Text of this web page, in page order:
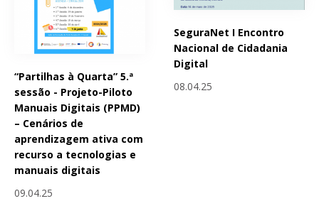
“Partilhas à Quarta” 5.ª
sessão - Projeto-Piloto
Manuais Digitais (PPMD)
– Cenários de
aprendizagem ativa com
recurso a tecnologias e
manuais digitais
09.04.25
SeguraNet I Encontro
Nacional de Cidadania
Digital
08.04.25